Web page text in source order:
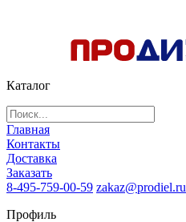
Каталог
Главная
Контакты
Доставка
Заказать
8-495-759-00-59 zakaz@prodiel.ru
Профиль